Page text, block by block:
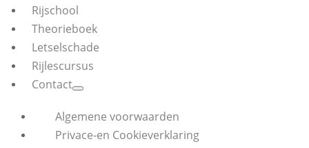
Rijschool
Theorieboek
Letselschade
Rijlescursus
Contact
Algemene voorwaarden
Privace-en Cookieverklaring